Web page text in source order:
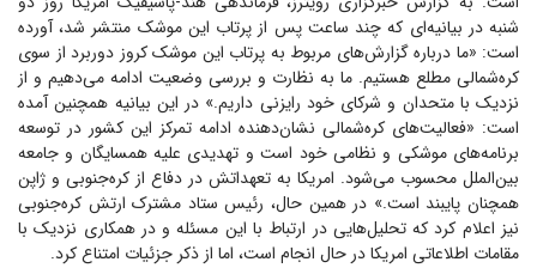
شنبه در بیانیه‌ای که چند ساعت پس از پرتاب این موشک منتشر شد، آورده
است: «ما درباره گزارش‌های مربوط به پرتاب این موشک کروز دوربرد از سوی
کره‌شمالی مطلع هستیم. ما به نظارت و بررسی وضعیت ادامه می‌دهیم و از
نزدیک با متحدان و شرکای خود رایزنی داریم.» در این بیانیه همچنین آمده
است: «فعالیت‌های کره‌شمالی نشان‌دهنده ادامه تمرکز این کشور در توسعه
برنامه‌های موشکی و نظامی خود است و تهدیدی علیه همسایگان و جامعه
بین‌الملل محسوب می‌شود. امریکا به تعهداتش در دفاع از کره‌جنوبی و ژاپن
همچنان پایبند است.» در همین حال، رئیس ستاد مشترک ارتش کره‌جنوبی
نیز اعلام کرد که تحلیل‌هایی در ارتباط با این مسئله و در همکاری نزدیک با
مقامات اطلاعاتی امریکا در حال انجام است، اما از ذکر جزئیات امتناع کرد.